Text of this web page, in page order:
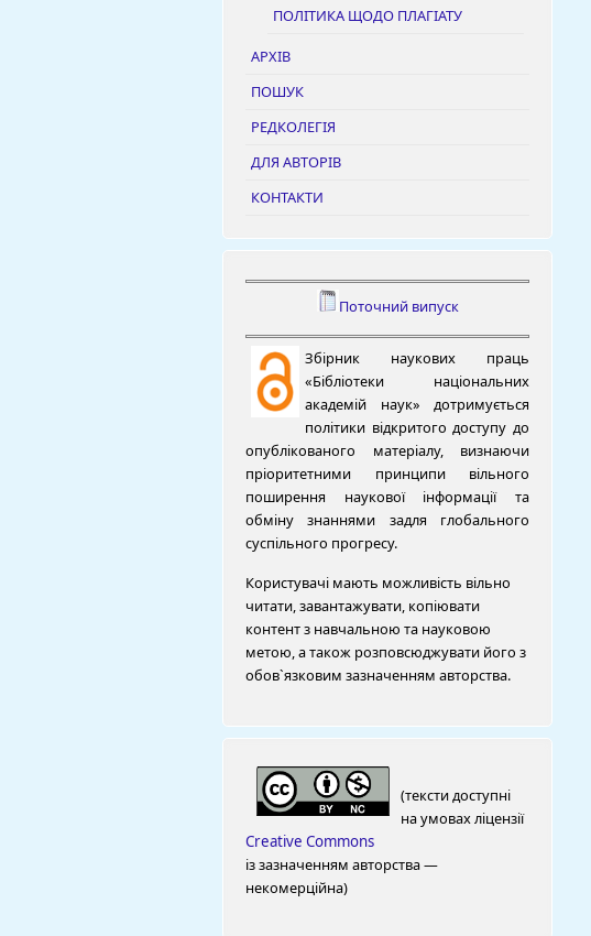
ПОЛІТИКА ЩОДО ПЛАГІАТУ
АРХІВ
ПОШУК
РЕДКОЛЕГІЯ
ДЛЯ АВТОРІВ
КОНТАКТИ
Поточний випуск
Збірник наукових праць
«Бібліотеки національних
академій наук» дотримується
політики відкритого доступу до
опублікованого матеріалу, визнаючи
пріоритетними принципи вільного
поширення наукової інформації та
обміну знаннями задля глобального
суспільного прогресу.
Користувачі мають можливість вільно
читати, завантажувати, копіювати
контент з навчальною та науковою
метою, а також розповсюджувати його з
обов`язковим зазначенням авторства.
(тексти доступні
на умовах ліцензії
Creative Commons
із зазначенням авторства —
некомерційна)